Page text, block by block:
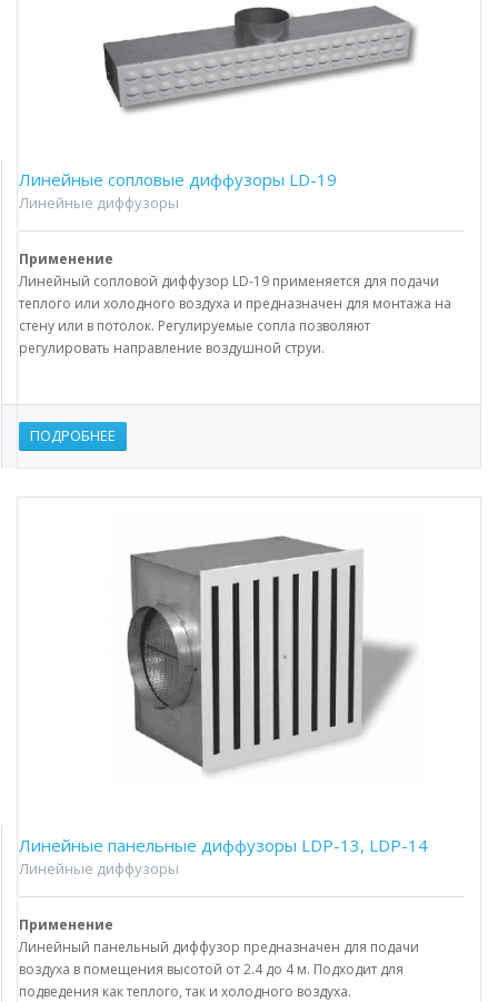
Линейные сопловые диффузоры LD-19
Линейные диффузоры
Применение
Линейный сопловой диффузор LD-19 применяется для подачи
теплого или холодного воздуха и предназначен для монтажа на
стену или в потолок. Регулируемые сопла позволяют
регулировать направление воздушной струи.
ПОДРОБНЕЕ
Линейные панельные диффузоры LDP-13, LDP-14
Линейные диффузоры
Применение
Линейный панельный диффузор предназначен для подачи
воздуха в помещения высотой от 2.4 до 4 м. Подходит для
подведения как теплого, так и холодного воздуха.